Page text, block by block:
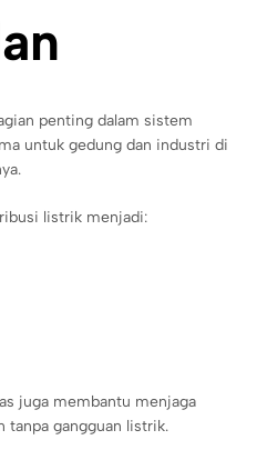
penting dalam sistem
untuk gedung dan industri di
listrik menjadi:
juga membantu menjaga
tanpa gangguan listrik.